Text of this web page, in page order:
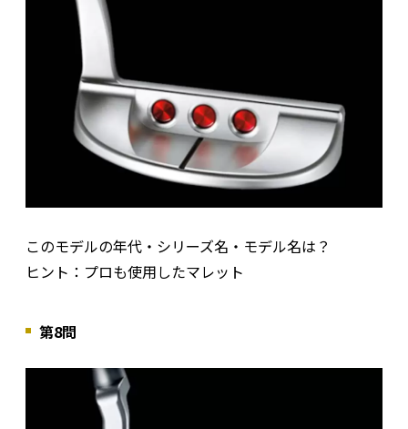
このモデルの年代・シリーズ名・モデル名は？
ヒント：プロも使用したマレット
第8問